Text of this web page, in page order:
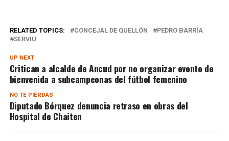
RELATED TOPICS: CONCEJAL DE QUELLÓN
PEDRO BARRÍA
SERVIU
UP NEXT
Critican a alcalde de Ancud por no organizar evento de
bienvenida a subcampeonas del fútbol femenino
NO TE PIERDAS
Diputado Bórquez denuncia retraso en obras del
Hospital de Chaiten